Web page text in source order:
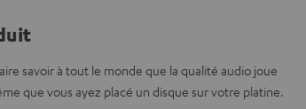
savoir à tout le monde que la qualité audio joue
que vous ayez placé un disque sur votre platine.